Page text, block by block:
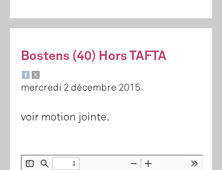
Bostens (40) Hors TAFTA
mercredi 2 décembre 2015
voir motion jointe.